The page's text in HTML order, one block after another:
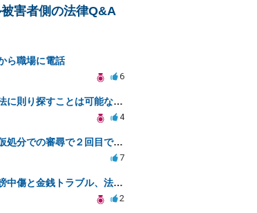
害者側の法律Q&A
ら職場に電話
6
人の住所を法に則り探すことは可能なのか？
4
開示請求の仮処分での審尋で２回目で終わらない場合どうしたらいいですか
7
SNSでの誹謗中傷と金銭トラブル、法的対応の相談
2